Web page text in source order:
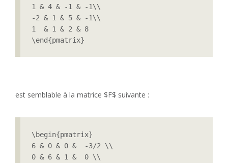
1 & 4 & -1 & -1\\
-2 & 1 & 5 & -1\\
1  & 1 & 2 & 8
\end{pmatrix}
est semblable à la matrice $F$ suivante :
\begin{pmatrix}
6 & 0 & 0 &  -3/2 \\
0 & 6 & 1 &  0 \\